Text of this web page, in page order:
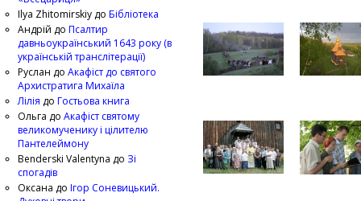
Ilya Zhitomirskiy до Бібліотека
Андрій до Псалтир
давньоукраїнський 1643 року (в
українській транслітерації)
Руслан до Акафіст до святого
Архистратига Михаїла
Лілія до Гостьова книга
Ольга до Акафіст святому
великомученику і цілителю
Пантелеймону
Benderski Valentyna до Зі
спогадів
Оксана до Ігор Соневицький.